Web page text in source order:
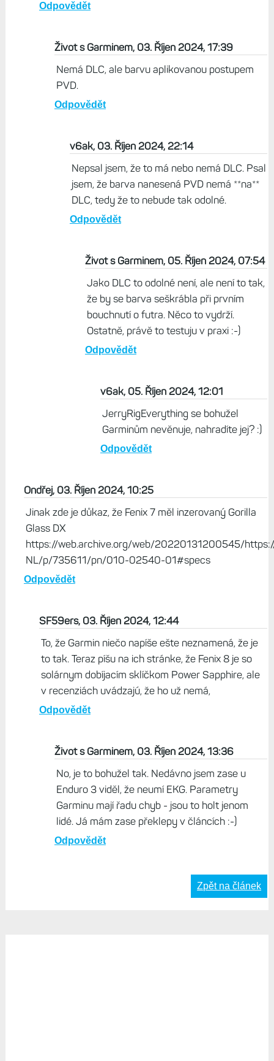
Odpovědět
Život s Garminem, 03. Říjen 2024, 17:39
Nemá DLC, ale barvu aplikovanou postupem
PVD.
Odpovědět
v6ak, 03. Říjen 2024, 22:14
Nepsal jsem, že to má nebo nemá DLC. Psal
jsem, že barva nanesená PVD nemá **na**
DLC, tedy že to nebude tak odolné.
Odpovědět
Život s Garminem, 05. Říjen 2024, 07:54
Jako DLC to odolné není, ale není to tak,
že by se barva seškrábla při prvním
bouchnutí o futra. Něco to vydrží.
Ostatně, právě to testuju v praxi :-)
Odpovědět
v6ak, 05. Říjen 2024, 12:01
JerryRigEverything se bohužel
Garminům nevěnuje, nahradíte jej? :)
Odpovědět
Ondřej, 03. Říjen 2024, 10:25
Jinak zde je důkaz, že Fenix 7 měl inzerovaný Gorilla
Glass DX
https://web.archive.org/web/20220131200545/
NL/p/735611/pn/010-02540-01#specs
Odpovědět
SF59ers, 03. Říjen 2024, 12:44
To, že Garmin niečo napíše ešte neznamená, že je
to tak. Teraz píšu na ich stránke, že Fenix 8 je so
solárnym dobíjacím sklíčkom Power Sapphire, ale
v recenziách uvádzajú, že ho už nemá,
Odpovědět
Život s Garminem, 03. Říjen 2024, 13:36
No, je to bohužel tak. Nedávno jsem zase u
Enduro 3 viděl, že neumí EKG. Parametry
Garminu mají řadu chyb - jsou to holt jenom
lidé. Já mám zase překlepy v článcích :-)
Odpovědět
Zpět na článek